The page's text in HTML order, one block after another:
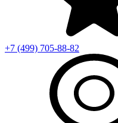
+7 (499) 705-88-82